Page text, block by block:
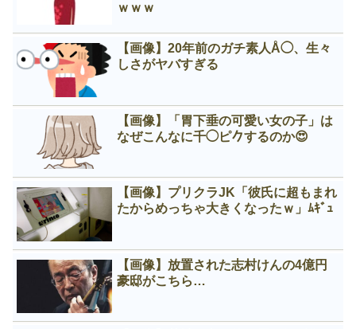
ｗｗｗ
【画像】20年前のガチ素人Å◯、生々
しさがヤバすぎる
【画像】「胃下垂の可愛い女の子」は
なぜこんなに千◯ピ𠂊するのか😍
【画像】プリクラJK「彼氏に超もまれ
たからめっちゃ大きくなったｗ」ﾑｷﾞｭ
【画像】放置された志村けんの4億円
豪邸がこちら…